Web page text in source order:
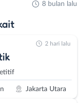
8 bulan lalu
Jakarta Utara
2 hari lalu